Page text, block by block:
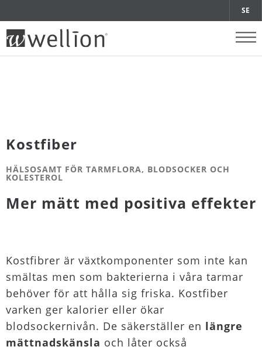
SE
Kostfiber
HÄLSOSAMT FÖR TARMFLORA, BLODSOCKER OCH
KOLESTEROL
Mer mätt med positiva effekter
Kostfibrer är växtkomponenter som inte kan
smältas men som bakterierna i våra tarmar
behöver för att hålla sig friska. Kostfiber
varken ger kalorier eller ökar
blodsockernivån. De säkerställer en längre
mättnadskänsla och låter också